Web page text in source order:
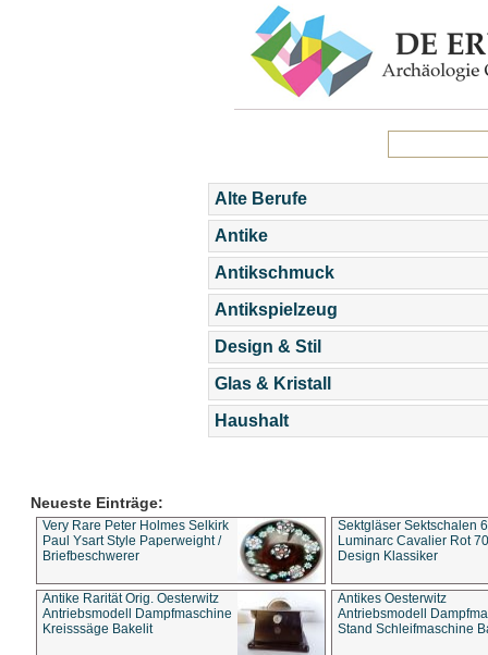
Alte Berufe
Antike
Antikschmuck
Antikspielzeug
Design & Stil
Glas & Kristall
Haushalt
Neueste Einträge:
Very Rare Peter Holmes Selkirk
Paul Ysart Style Paperweight /
Briefbeschwerer
Sektgläser Sektschalen
Luminarc Cavalier Rot
Design Klassiker
Antike Rarität Orig. Oesterwitz
Antriebsmodell Dampfmaschine
Kreisssäge Bakelit
Antikes Oesterwitz
Antriebsmodell
Stand Schleifmaschine